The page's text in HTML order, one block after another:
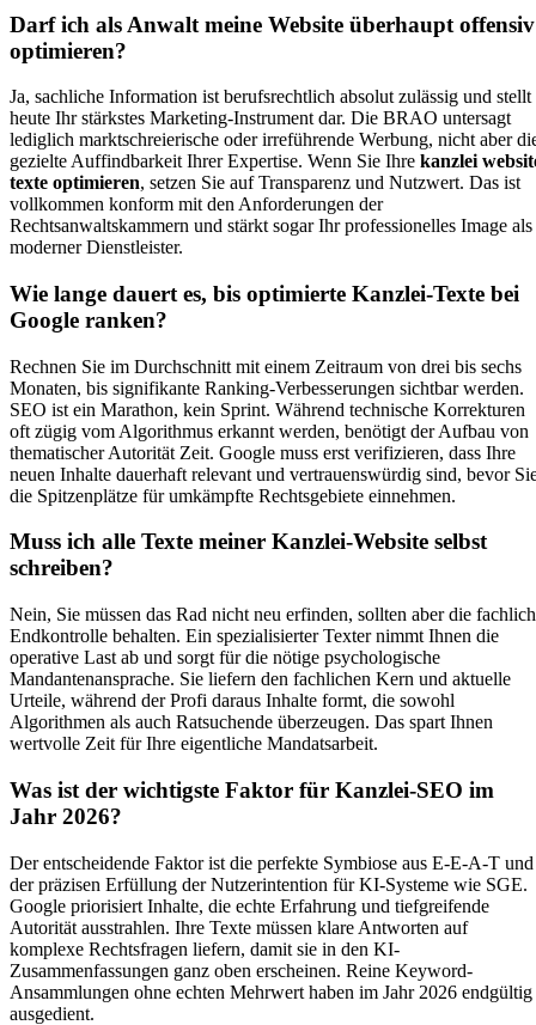
Darf ich als Anwalt meine Website überhaupt offensiv
optimieren?
Ja, sachliche Information ist berufsrechtlich absolut zulässig und stellt
heute Ihr stärkstes Marketing-Instrument dar. Die BRAO untersagt
lediglich marktschreierische oder irreführende Werbung, nicht aber
gezielte Auffindbarkeit Ihrer Expertise. Wenn Sie Ihre kanzlei
texte optimieren, setzen Sie auf Transparenz und Nutzwert. Das ist
vollkommen konform mit den Anforderungen der
Rechtsanwaltskammern und stärkt sogar Ihr professionelles Image als
moderner Dienstleister.
Wie lange dauert es, bis optimierte Kanzlei-Texte bei
Google ranken?
Rechnen Sie im Durchschnitt mit einem Zeitraum von drei bis sechs
Monaten, bis signifikante Ranking-Verbesserungen sichtbar werden.
SEO ist ein Marathon, kein Sprint. Während technische Korrekturen
oft zügig vom Algorithmus erkannt werden, benötigt der Aufbau von
thematischer Autorität Zeit. Google muss erst verifizieren, dass Ihre
neuen Inhalte dauerhaft relevant und vertrauenswürdig sind, bevor
die Spitzenplätze für umkämpfte Rechtsgebiete einnehmen.
Muss ich alle Texte meiner Kanzlei-Website selbst
schreiben?
Nein, Sie müssen das Rad nicht neu erfinden, sollten aber die
Endkontrolle behalten. Ein spezialisierter Texter nimmt Ihnen die
operative Last ab und sorgt für die nötige psychologische
Mandantenansprache. Sie liefern den fachlichen Kern und aktuelle
Urteile, während der Profi daraus Inhalte formt, die sowohl
Algorithmen als auch Ratsuchende überzeugen. Das spart Ihnen
wertvolle Zeit für Ihre eigentliche Mandatsarbeit.
Was ist der wichtigste Faktor für Kanzlei-SEO im
Jahr 2026?
Der entscheidende Faktor ist die perfekte Symbiose aus E-E-A-T und
der präzisen Erfüllung der Nutzerintention für KI-Systeme wie SGE.
Google priorisiert Inhalte, die echte Erfahrung und tiefgreifende
Autorität ausstrahlen. Ihre Texte müssen klare Antworten auf
komplexe Rechtsfragen liefern, damit sie in den KI-
Zusammenfassungen ganz oben erscheinen. Reine Keyword-
Ansammlungen ohne echten Mehrwert haben im Jahr 2026 endgültig
ausgedient.